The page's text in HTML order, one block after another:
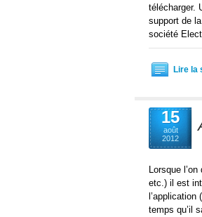
télécharger.
support de
société
Lire la
15
août
2012
Lorsque
etc.) il est
temps qu’il